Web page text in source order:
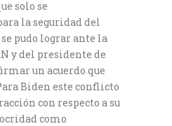
solo se
la seguridad del
pudo lograr ante la
y del presidente de
un acuerdo que
Biden este conflicto
con respecto a su
como